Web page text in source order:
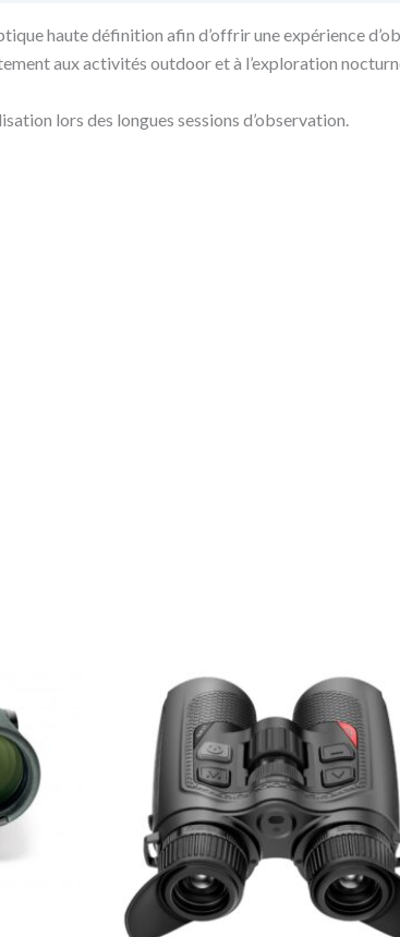
haute définition afin d’offrir une expérience
aux activités outdoor et à l’exploration
lors des longues sessions d’observation.
initial
était :
2.899,00€.
est :
2.087,89€.